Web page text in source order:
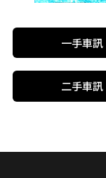
一手車訊
二手車訊